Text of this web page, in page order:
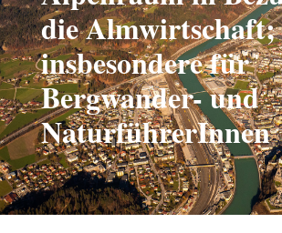
die Almwirtschaft;
insbesondere für
Bergwander- und
NaturführerInnen